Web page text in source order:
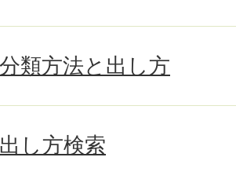
類方法と出し方
し方検索